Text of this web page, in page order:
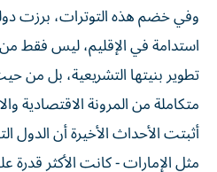
وفي خضم هذه التوترات، برزت
استدامة في الإقليم، ليس فقط
تطوير بنيتها التشريعية، بل من
متكاملة من المرونة الاقتصادية
أثبتت الأحداث الأخيرة أن الدول
مثل الإمارات - كانت الأكثر قدرة